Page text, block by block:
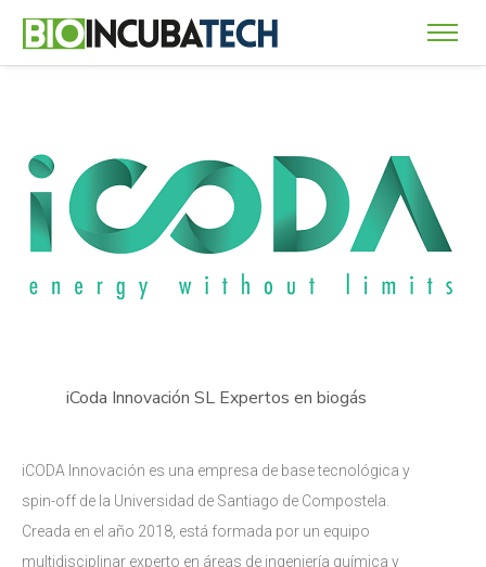
iCoda Innovación SLExpertos en biogás
iCODA Innovación es una empresa de base tecnológica y
spin-off de la Universidad de Santiago de Compostela.
Creada en el año 2018, está formada por un equipo
multidisciplinar experto en áreas de ingeniería química y